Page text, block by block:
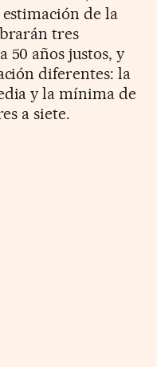
de la
tres
50 años justos, y
diferentes: la
y la mínima de
a siete.